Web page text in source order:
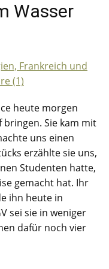
Wasser
Frankreich und
(1)
heute morgen
Sie kam mit
uns einen
erzählte sie uns,
Studenten hatte,
gemacht hat. Ihr
ihn heute in
sei sie in weniger
dafür noch vier